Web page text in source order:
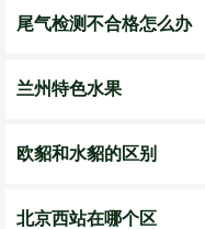
尾气检测不合格怎么办
兰州特色水果
欧貂和水貂的区别
北京西站在哪个区